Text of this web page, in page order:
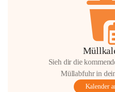
Sieh dir die
Müllabfuhr in
Kalender